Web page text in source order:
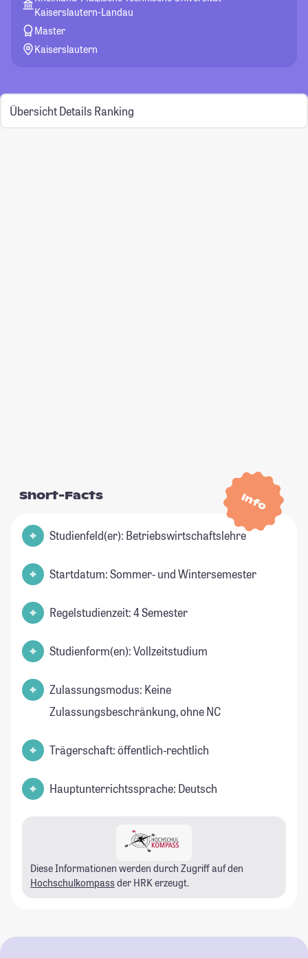
Kaiserslautern-Landau
Master
Kaiserslautern
Übersicht Details Ranking
Info
Short-Facts
Studienfeld(er): Betriebswirtschaftslehre
Startdatum: Sommer- und Wintersemester
Regelstudienzeit: 4 Semester
Studienform(en): Vollzeitstudium
Zulassungsmodus: Keine
Zulassungsbeschränkung, ohne NC
Trägerschaft: öffentlich-rechtlich
Hauptunterrichtssprache: Deutsch
Diese Informationen werden durch Zugriff auf den
Hochschulkompass der HRK erzeugt.